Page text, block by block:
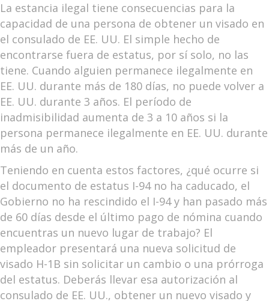
La estancia ilegal tiene consecuencias para la
capacidad de una persona de obtener un visado en
el consulado de EE. UU. El simple hecho de
encontrarse fuera de estatus, por sí solo, no las
tiene. Cuando alguien permanece ilegalmente en
EE. UU. durante más de 180 días, no puede volver a
EE. UU. durante 3 años. El período de
inadmisibilidad aumenta de 3 a 10 años si la
persona permanece ilegalmente en EE. UU. durante
más de un año.
Teniendo en cuenta estos factores, ¿qué ocurre si
el documento de estatus I-94 no ha caducado, el
Gobierno no ha rescindido el I-94 y han pasado más
de 60 días desde el último pago de nómina cuando
encuentras un nuevo lugar de trabajo? El
empleador presentará una nueva solicitud de
visado H-1B sin solicitar un cambio o una prórroga
del estatus. Deberás llevar esa autorización al
consulado de EE. UU., obtener un nuevo visado y